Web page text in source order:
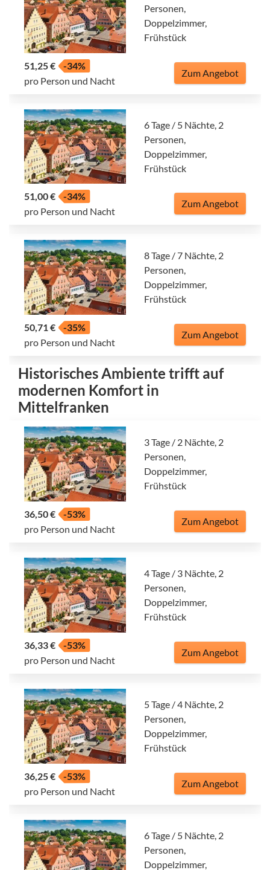
Personen,
Doppelzimmer,
Frühstück
51,25 €
-34%
pro Person und Nacht
Zum Angebot
6 Tage / 5 Nächte, 2
Personen,
Doppelzimmer,
Frühstück
51,00 €
-34%
pro Person und Nacht
Zum Angebot
8 Tage / 7 Nächte, 2
Personen,
Doppelzimmer,
Frühstück
50,71 €
-35%
pro Person und Nacht
Zum Angebot
Historisches Ambiente trifft auf
modernen Komfort in
Mittelfranken
3 Tage / 2 Nächte, 2
Personen,
Doppelzimmer,
Frühstück
36,50 €
-53%
pro Person und Nacht
Zum Angebot
4 Tage / 3 Nächte, 2
Personen,
Doppelzimmer,
Frühstück
36,33 €
-53%
pro Person und Nacht
Zum Angebot
5 Tage / 4 Nächte, 2
Personen,
Doppelzimmer,
Frühstück
36,25 €
-53%
pro Person und Nacht
Zum Angebot
6 Tage / 5 Nächte, 2
Personen,
Doppelzimmer,